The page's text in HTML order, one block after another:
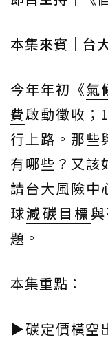
本集來賓 ｜ 台
今年年初《氣
費啟動徵收；
行上路。那些
有哪些？又該
請台大風險中
球減碳目標
題。
本集重點：
▶碳定價橫空